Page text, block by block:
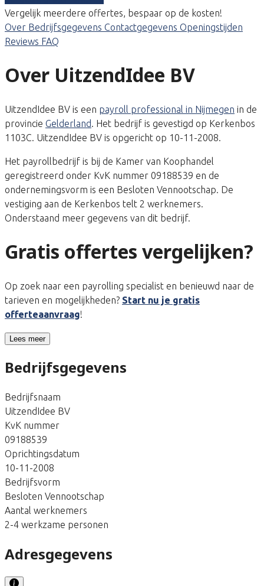
Vergelijk meerdere offertes, bespaar op de kosten!
Over Bedrijfsgegevens Contactgegevens Openingstijden
Reviews FAQ
Over UitzendIdee BV
UitzendIdee BV is een payroll professional in Nijmegen in de
provincie Gelderland. Het bedrijf is gevestigd op Kerkenbos
1103C. UitzendIdee BV is opgericht op 10-11-2008.
Het payrollbedrijf is bij de Kamer van Koophandel
geregistreerd onder KvK nummer 09188539 en de
ondernemingsvorm is een Besloten Vennootschap. De
vestiging aan de Kerkenbos telt 2 werknemers.
Onderstaand meer gegevens van dit bedrijf.
Gratis offertes vergelijken?
Op zoek naar een payrolling specialist en benieuwd naar de
tarieven en mogelijkheden? Start nu je gratis
offerteaanvraag!
Lees meer
Bedrijfsgegevens
Bedrijfsnaam
UitzendIdee BV
KvK nummer
09188539
Oprichtingsdatum
10-11-2008
Bedrijfsvorm
Besloten Vennootschap
Aantal werknemers
2-4 werkzame personen
Adresgegevens